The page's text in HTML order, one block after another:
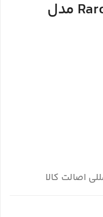
ساعت مچی زنانه رارون Rarone مدل
اصالت کالا